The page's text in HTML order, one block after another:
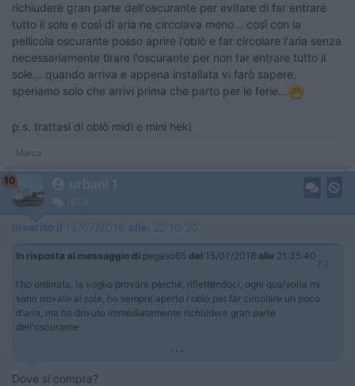
richiudere gran parte dell'oscurante per evitare di far entrare
tutto il sole e così di aria ne circolava meno... così con la
pellicola oscurante posso aprire l'oblò e far circolare l'aria senza
necessariamente tirare l'oscurante per non far entrare tutto il
sole... quando arriva e appena installata vi farò sapere,
speriamo solo che arrivi prima che parto per le ferie...
p.s. trattasi di oblò midi e mini heki
Marco
10 urbani 1
1873
Inserito il 15/07/2018 alle: 22:10:20
In risposta al messaggio di pegaso65 del 15/07/2018 alle 21:35:40
l'ho ordinata, la voglio provare perchè, riflettendoci, ogni qualvolta mi
sono trovato al sole, ho sempre aperto l'oblò per far circolare un poco
d'aria, ma ho dovuto immediatamente richiudere gran parte
dell'oscurante
...
Dove si compra?